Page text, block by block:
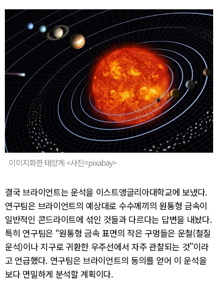
이미지화한 태양계 <사진=pixabay>
결국 브라이언트는 운석을 이스트앵글리아대학교에 보냈다.
연구팀은 브라이언트의 예상대로 수수께끼의 원통형 금속이
일반적인 콘드라이트에 섞인 것들과 다르다는 답변을 내놨다.
특히 연구팀은 “원통형 금속 표면의 작은 구멍들은 운철(철질
운석)이나 지구로 귀환한 우주선에서 자주 관찰되는 것”이라
고 언급했다. 연구팀은 브라이언트의 동의를 얻어 이 운석을
보다 면밀하게 분석할 계획이다.